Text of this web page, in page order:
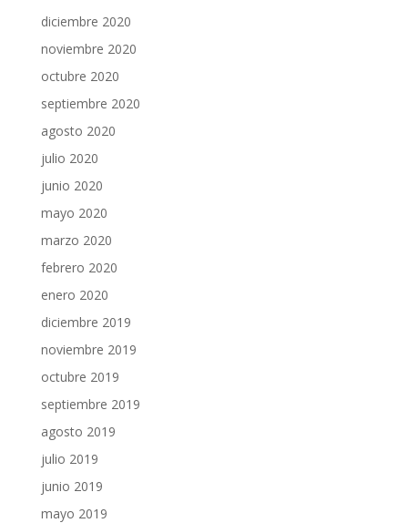
diciembre 2020
noviembre 2020
octubre 2020
septiembre 2020
agosto 2020
julio 2020
junio 2020
mayo 2020
marzo 2020
febrero 2020
enero 2020
diciembre 2019
noviembre 2019
octubre 2019
septiembre 2019
agosto 2019
julio 2019
junio 2019
mayo 2019